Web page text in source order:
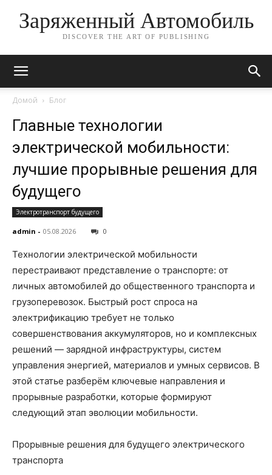
Заряженный Автомобиль
DISCOVER THE ART OF PUBLISHING
Домой Блог
Главные технологии
электрической мобильности:
лучшие прорывные решения для
будущего
Электротранспорт будущего
admin - 05.08.2026 0
Технологии электрической мобильности
перестраивают представление о транспорте: от
личных автомобилей до общественного транспорта и
грузоперевозок. Быстрый рост спроса на
электрификацию требует не только
совершенствования аккумуляторов, но и комплексных
решений — зарядной инфраструктуры, систем
управления энергией, материалов и умных сервисов. В
этой статье разберём ключевые направления и
прорывные разработки, которые формируют
следующий этап эволюции мобильности.
Прорывные решения для будущего электрического
транспорта